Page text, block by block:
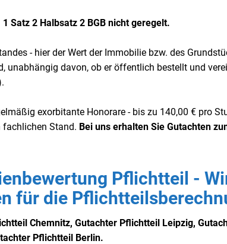
Satz 2 Halbsatz 2 BGB nicht geregelt.
- hier der Wert der Immobilie bzw. des
unabhängig davon, ob er öffentlich bestellt und
exorbitante Honorare - bis zu 140,00 € pro
Stand. Bei uns erhalten Sie Gutachten
Pflichtteil -
für die
Chemnitz, Gutachter Pflichtteil Leipzig,
Pflichtteil Berlin.